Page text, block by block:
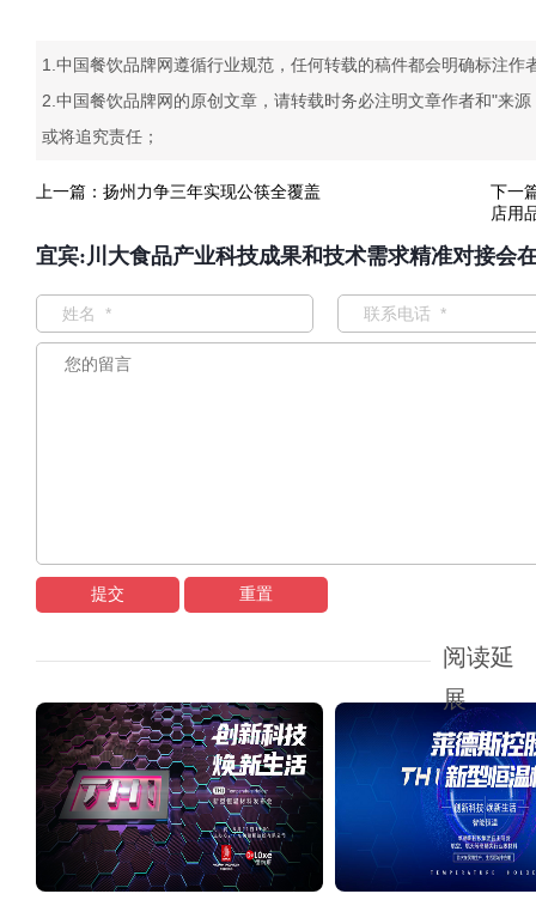
1.中国餐饮品牌网遵循行业规范，任何转载的稿件都会明确标注作
2.中国餐饮品牌网的原创文章，请转载时务必注明文章作者和"来
或将追究责任；
上一篇： 扬州力争三年实现公筷全覆盖
下一
店用
宜宾:川大食品产业科技成果和技术需求精准对接会
提交 重置
阅读延
展